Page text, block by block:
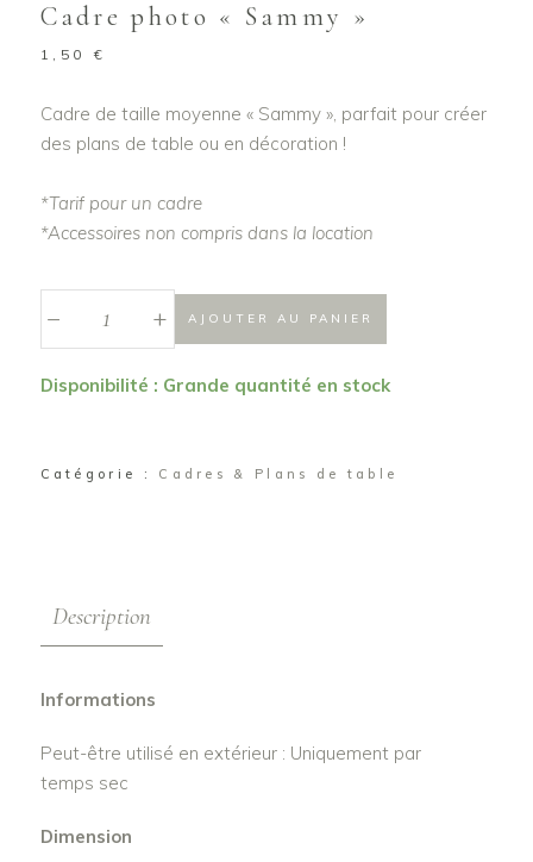
Cadre photo « Sammy »
1,50 €
Cadre de taille moyenne « Sammy », parfait pour créer
des plans de table ou en décoration !
*Tarif pour un cadre
*Accessoires non compris dans la location
quantité
+ AJOUTER AU PANIER
Disponibilité : Grande quantité en stock
Catégorie : Cadres & Plans de table
Description
Informations
Peut-être utilisé en extérieur : Uniquement par
temps sec
Dimension